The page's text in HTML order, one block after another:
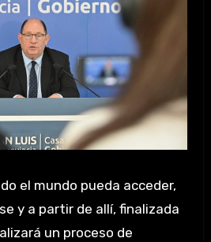
el mundo pueda acceder,
y a partir de allí, finalizada
un proceso de